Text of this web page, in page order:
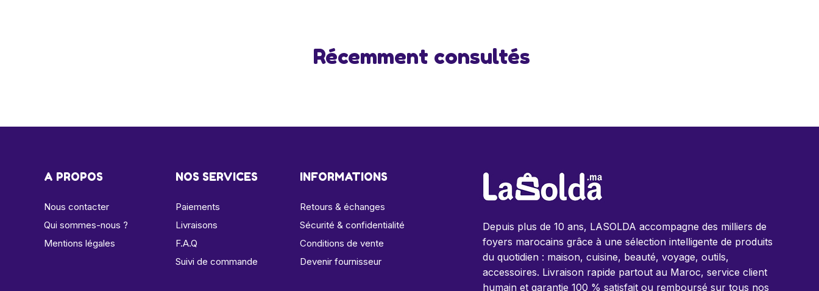
Récemment consultés
A PROPOS
Nous contacter
Qui sommes-nous ?
Mentions légales
NOS SERVICES
Paiements
Livraisons
F.A.Q
Suivi de commande
INFORMATIONS
Retours & échanges
Sécurité & confidentialité
Conditions de vente
Devenir fournisseur
Depuis plus de 10 ans, LASOLDA accompagne des milliers de
foyers marocains grâce à une sélection intelligente de produits
du quotidien : maison, cuisine, beauté, voyage, outils,
accessoires. Livraison rapide partout au Maroc, service client
humain et garantie 100 % satisfait ou remboursé sur tous nos